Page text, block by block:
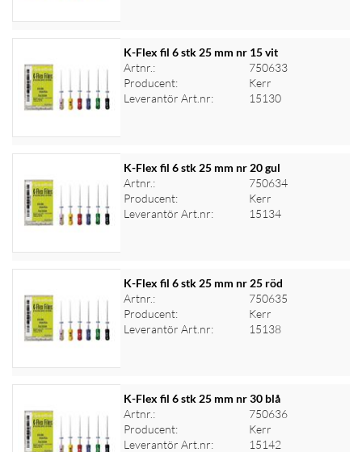
Logga in för priser
K-Flex fil 6 stk 25 mm nr 15 vit
Artnr.:
750633
Producent:
Kerr
Leverantör Art.nr:
15130
Logga in för priser
K-Flex fil 6 stk 25 mm nr 20 gul
Artnr.:
750634
Producent:
Kerr
Leverantör Art.nr:
15134
Logga in för priser
K-Flex fil 6 stk 25 mm nr 25 röd
Artnr.:
750635
Producent:
Kerr
Leverantör Art.nr:
15138
Logga in för priser
K-Flex fil 6 stk 25 mm nr 30 blå
Artnr.:
750636
Producent:
Kerr
Leverantör Art.nr:
15142